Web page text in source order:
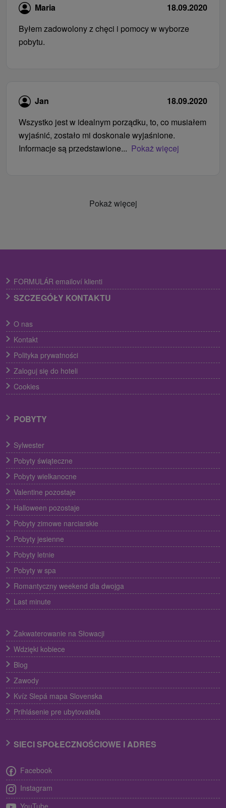
Maria
18.09.2020
Byłem zadowolony z chęci i pomocy w wyborze
pobytu.
Jan
18.09.2020
Wszystko jest w idealnym porządku, to, co musiałem
wyjaśnić, zostało mi doskonale wyjaśnione.
Informacje są przedstawione... Pokaż więcej
Pokaż więcej
FORMULÁR emailoví klienti
SZCZEGÓŁY KONTAKTU
O nas
Kontakt
Polityka prywatności
Zaloguj się do hoteli
Cookies
POBYTY
Sylwester
Pobyty świąteczne
Pobyty wielkanocne
Valentine pozostaje
Halloween pozostaje
Pobyty zimowe narciarskie
Pobyty jesienne
Pobyty letnie
Pobyty w spa
Romantyczny weekend dla dwojga
Last minute
Zakwaterowanie na Słowacji
Wdzięki kobiece
Blog
Zawody
Kvíz Slepá mapa Slovenska
Prihlásenie pre ubytovateľa
SIECI SPOŁECZNOŚCIOWE I ADRES
Facebook
Instagram
YouTube